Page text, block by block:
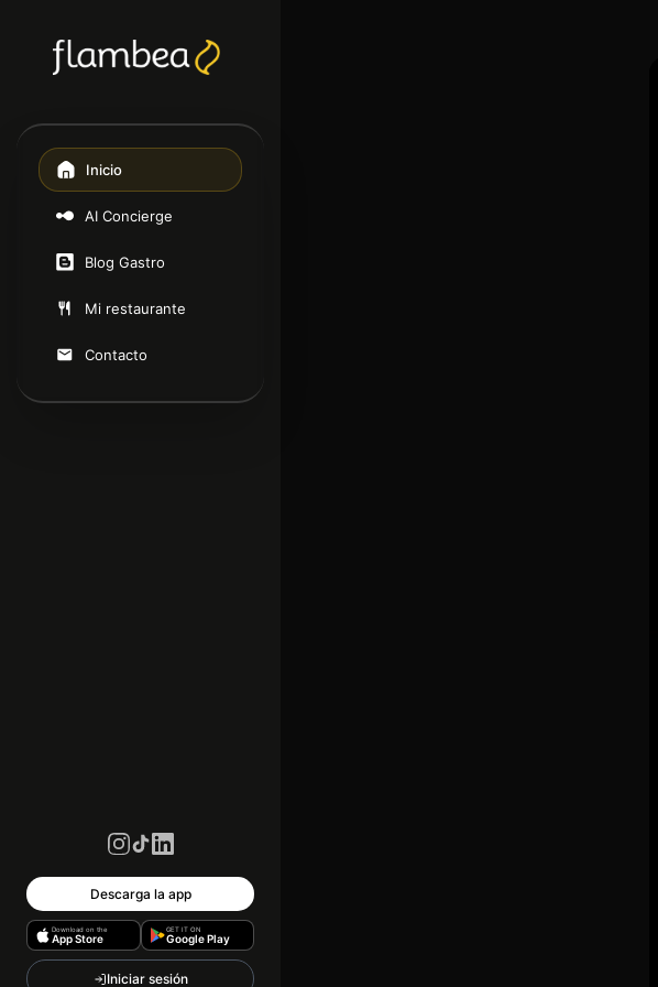
Inicio
AI Concierge
Blog Gastro
Mi restaurante
Contacto
Descarga la app
Download on the
App Store
GET IT ON
Google Play
Iniciar sesión